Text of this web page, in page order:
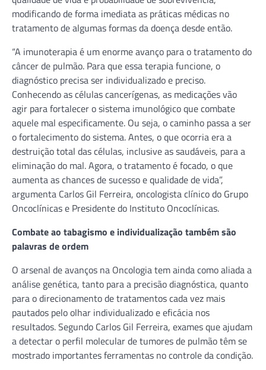
modificando de forma imediata as práticas médicas no
tratamento de algumas formas da doença desde então.
“A imunoterapia é um enorme avanço para o tratamento do
câncer de pulmão. Para que essa terapia funcione, o
diagnóstico precisa ser individualizado e preciso.
Conhecendo as células cancerígenas, as medicações vão
agir para fortalecer o sistema imunológico que combate
aquele mal especificamente. Ou seja, o caminho passa a ser
o fortalecimento do sistema. Antes, o que ocorria era a
destruição total das células, inclusive as saudáveis, para a
eliminação do mal. Agora, o tratamento é focado, o que
aumenta as chances de sucesso e qualidade de vida”,
argumenta Carlos Gil Ferreira, oncologista clínico do Grupo
Oncoclínicas e Presidente do Instituto Oncoclínicas.
Combate ao tabagismo e individualização também são
palavras de ordem
O arsenal de avanços na Oncologia tem ainda como aliada a
análise genética, tanto para a precisão diagnóstica, quanto
para o direcionamento de tratamentos cada vez mais
pautados pelo olhar individualizado e eficácia nos
resultados. Segundo Carlos Gil Ferreira, exames que ajudam
a detectar o perfil molecular de tumores de pulmão têm se
mostrado importantes ferramentas no controle da condição.